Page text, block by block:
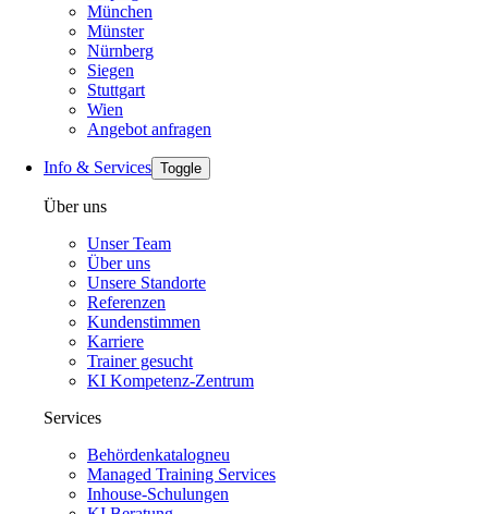
München
Münster
Nürnberg
Siegen
Stuttgart
Wien
Angebot anfragen
Info & Services Toggle
Über uns
Unser Team
Über uns
Unsere Standorte
Referenzen
Kundenstimmen
Karriere
Trainer gesucht
KI Kompetenz-Zentrum
Services
Behördenkatalogneu
Managed Training Services
Inhouse-Schulungen